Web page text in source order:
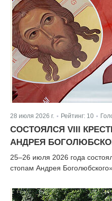
28 июля 2026 г. Рейтинг: 10
CОСТОЯЛСЯ VIII
АНДРЕЯ
25–26 июля 2026 года
стопам Андрея